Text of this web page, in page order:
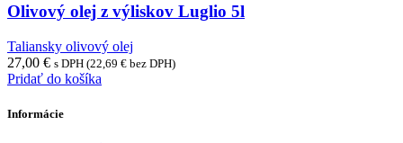
Olivový olej z výliskov Luglio 5l
Taliansky olivový olej
27,00 € s DPH (22,69 € bez DPH)
Pridať do košíka
Informácie